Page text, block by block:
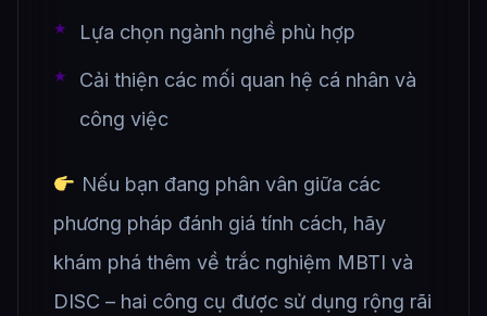
Lựa chọn ngành nghề phù hợp
Cải thiện các mối quan hệ cá nhân và
công việc
Nếu bạn đang phân vân giữa các
phương pháp đánh giá tính cách, hãy
khám phá thêm về trắc nghiệm MBTI và
DISC – hai công cụ được sử dụng rộng rãi